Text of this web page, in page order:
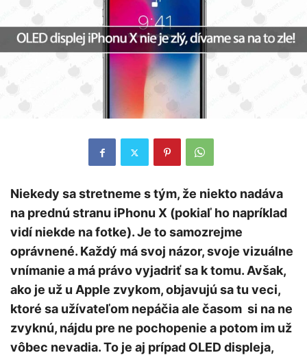
Niekedy sa stretneme s tým, že niekto nadáva
na prednú stranu iPhonu X (pokiaľ ho napríklad
vidí niekde na fotke). Je to samozrejme
oprávnené. Každý má svoj názor, svoje vizuálne
vnímanie a má právo vyjadriť sa k tomu. Avšak,
ako je už u Apple zvykom, objavujú sa tu veci,
ktoré sa užívateľom nepáčia ale časom si na ne
zvyknú, nájdu pre ne pochopenie a potom im už
vôbec nevadia. To je aj prípad OLED displeja,